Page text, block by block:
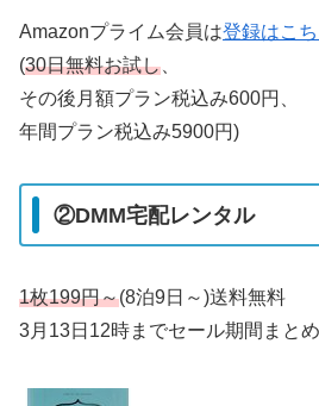
Amazonプライム会員は登録はこ
(30日無料お試し
その後月額プラン税込み600円、
年間プラン税込み5900円)
②DMM宅配レンタル
1枚199円～(8泊9日～)送料無料
3月13日12時までセール期間まと